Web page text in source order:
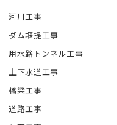
河川工事
ダム堰提工事
用水路トンネル工事
上下水道工事
橋梁工事
道路工事